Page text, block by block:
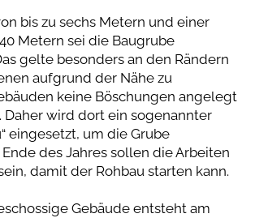
bis zu sechs Metern und einer
Metern sei die Baugrube
gelte besonders an den Rändern
aufgrund der Nähe zu
keine Böschungen angelegt
Daher wird dort ein sogenannter
eingesetzt, um die Grube
des Jahres sollen die Arbeiten
damit der Rohbau starten kann.
Gebäude entsteht am